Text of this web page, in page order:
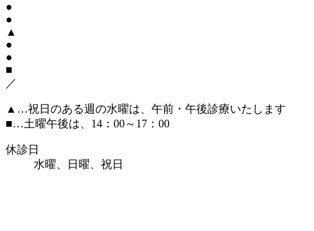
●
●
▲
●
●
■
／
▲ …祝日のある週の水曜は、午前・午後診療いたします
■…土曜午後は、14：00～17：00
休診日
水曜、日曜、祝日